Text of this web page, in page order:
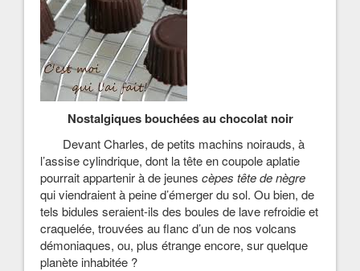
Nostalgiques bouchées au chocolat noir
Devant Charles, de petits machins noirauds, à
l’assise cylindrique, dont la tête en coupole aplatie
pourrait appartenir à de jeunes cèpes tête de nègre
qui viendraient à peine d’émerger du sol. Ou bien, de
tels bidules seraient-ils des boules de lave refroidie et
craquelée, trouvées au flanc d’un de nos volcans
démoniaques, ou, plus étrange encore, sur quelque
planète inhabitée ?